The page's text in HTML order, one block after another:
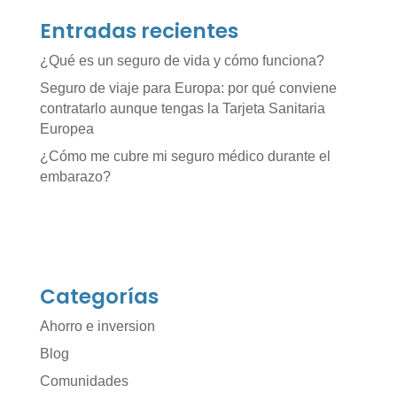
Entradas recientes
¿Qué es un seguro de vida y cómo funciona?
Seguro de viaje para Europa: por qué conviene
contratarlo aunque tengas la Tarjeta Sanitaria
Europea
¿Cómo me cubre mi seguro médico durante el
embarazo?
Categorías
Ahorro e inversion
Blog
Comunidades